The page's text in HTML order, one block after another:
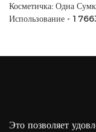
Косметичка: Одна
Использование -
Это позволяет